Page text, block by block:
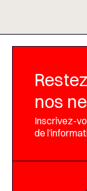
nos
Inscrivez-
de